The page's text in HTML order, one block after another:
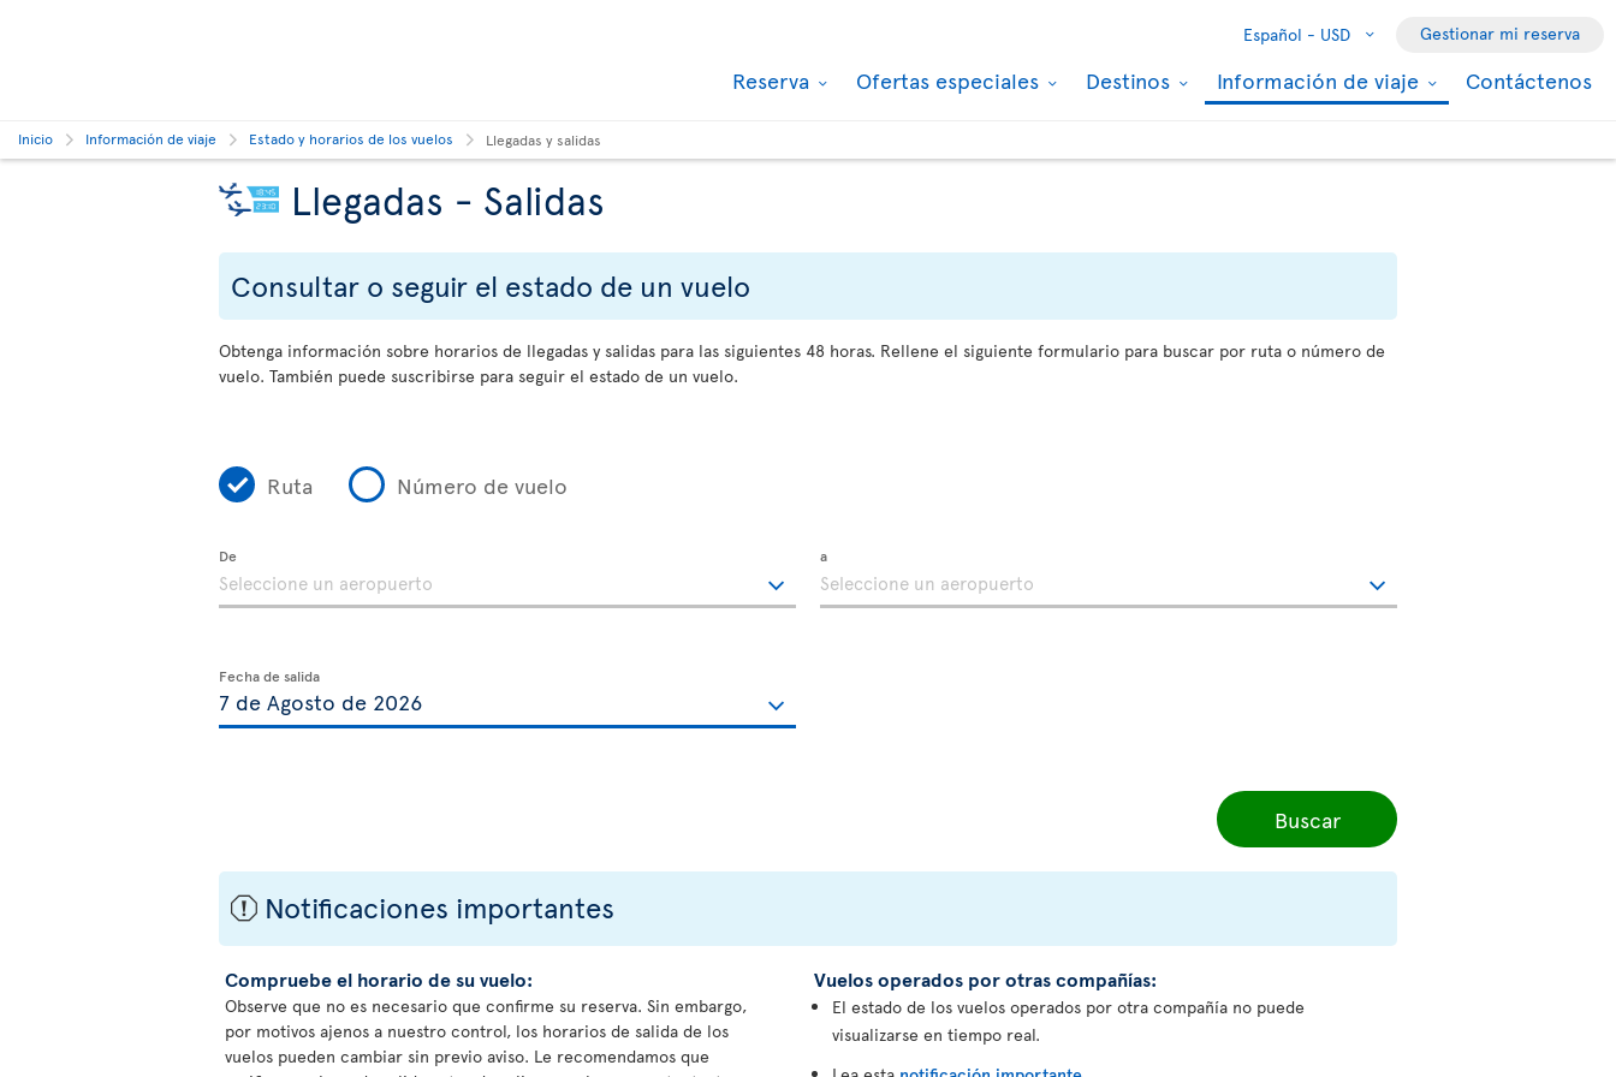
Español - USD Gestionar mi reserva
Reserva Ofertas especiales Destinos Información de viaje Contáctenos
Inicio Información de viaje Estado y horarios de los vuelos Llegadas y salidas
Llegadas - Salidas
Consultar o seguir el estado de un vuelo
Obtenga información sobre horarios de llegadas y salidas para las siguientes 48 horas. Rellene el siguiente formulario para buscar por ruta o número de
vuelo. También puede suscribirse para seguir el estado de un vuelo.
Ruta Número de vuelo
De a
Fecha de salida
Buscar
ü Notificaciones importantes
Compruebe el horario de su vuelo:
Observe que no es necesario que confirme su reserva. Sin embargo,
por motivos ajenos a nuestro control, los horarios de salida de los
vuelos pueden cambiar sin previo aviso. Le recomendamos que
Vuelos operados por otras compañías:
El estado de los vuelos operados por otra compañía no puede
visualizarse en tiempo real.